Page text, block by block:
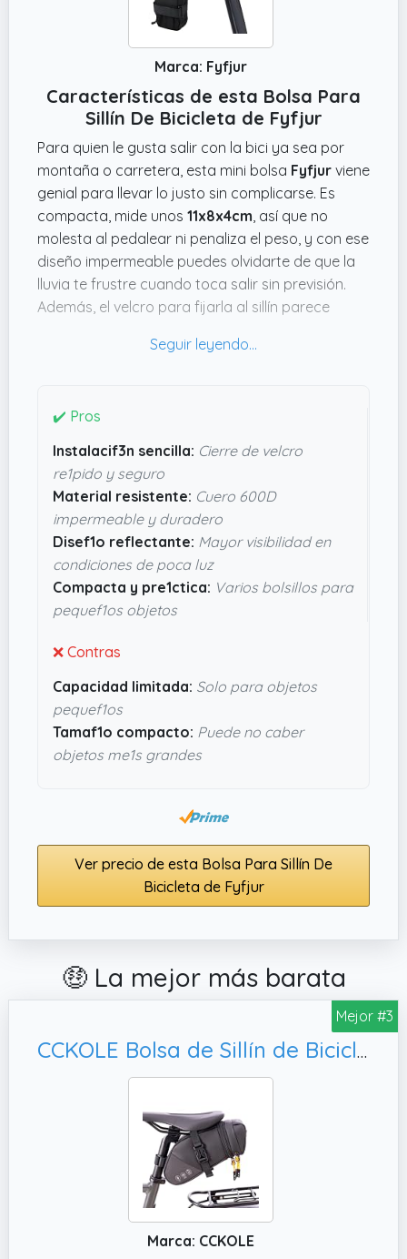
Marca: Fyfjur
Características de esta Bolsa Para
Sillín De Bicicleta de Fyfjur
Para quien le gusta salir con la bici ya sea por
montaña o carretera, esta mini bolsa Fyfjur viene
genial para llevar lo justo sin complicarse. Es
compacta, mide unos 11x8x4cm , así que no
molesta al pedalear ni penaliza el peso, y con ese
diseño impermeable puedes olvidarte de que la
lluvia te frustre cuando toca salir sin previsión.
Además, el velcro para fijarla al sillín parece
manitas para ponerla y quitarla.
de franjas reflectantes, que nunca está de más
caer la noche. Parece pensada para que puedas
llevar herramientas o un par de cosillas
pequeñas sin liarte, gracias a sus bolsillos
interiores y exteriores, especialmente ese de
malla para botellas pequeñas o lo que quieras
tener a mano. En resumen, parece una opción
fiable para quien busque algo sencillo y funcional
para salir con la bici.
✔️ Pros
Instalacif3n sencilla: Cierre de velcro
re1pido y seguro
Material resistente: Cuero 600D
impermeable y duradero
Disef1o reflectante: Mayor visibilidad en
condiciones de poca luz
Compacta y pre1ctica: Varios bolsillos para
pequef1os objetos
❌ Contras
Capacidad limitada: Solo para objetos
pequef1os
Tamaf1o compacto: Puede no caber
objetos me1s grandes
Ver precio de esta Bolsa Para Sillín De
Bicicleta de Fyfjur
🤑 La mejor más barata
Mejor #3
CCKOLE Bolsa de Sillín de Bicicleta Reflectante, Impermeable y Expandible Con Gran Capacidad
Marca: CCKOLE